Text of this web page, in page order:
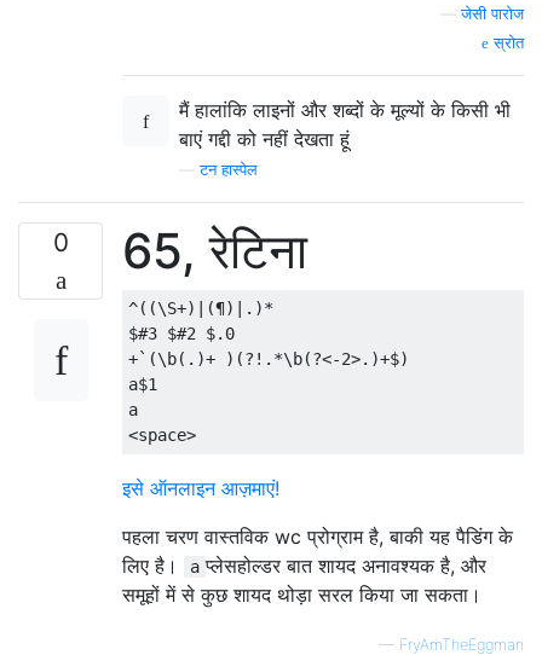
—जेसी पारोज
स्रोत
मैं हालांकि लाइनों और शब्दों के मूल्यों के किसी भी
बाएं गद्दी को नहीं देखता हूं
—टन हास्पेल
0 65, रेटिना
^((\S+)|(¶)|.)*
$#3 $#2 $.0
+`(\b(.)+ )(?!.*\b(?<-2>.)+$)
a$1
a
इसे ऑनलाइन आज़माएं!
पहला चरण वास्तविक wc प्रोग्राम है, बाकी यह पैडिंग के
लिए है।
a प्लेसहोल्डर बात शायद अनावश्यक है, और
समूहों में से कुछ शायद थोड़ा सरल किया जा सकता।
— FryAmTheEggman